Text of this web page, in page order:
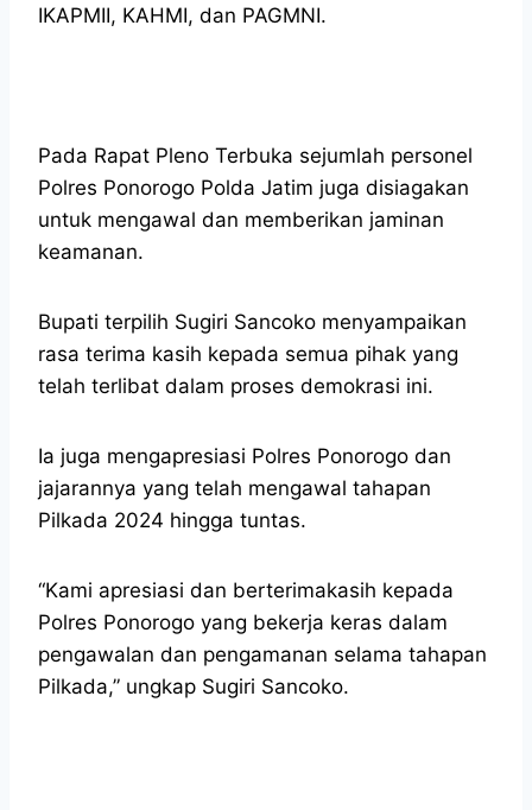
IKAPMII, KAHMI, dan PAGMNI.
Pada Rapat Pleno Terbuka sejumlah personel
Polres Ponorogo Polda Jatim juga disiagakan
untuk mengawal dan memberikan jaminan
keamanan.
Bupati terpilih Sugiri Sancoko menyampaikan
rasa terima kasih kepada semua pihak yang
telah terlibat dalam proses demokrasi ini.
Ia juga mengapresiasi Polres Ponorogo dan
jajarannya yang telah mengawal tahapan
Pilkada 2024 hingga tuntas.
“Kami apresiasi dan berterimakasih kepada
Polres Ponorogo yang bekerja keras dalam
pengawalan dan pengamanan selama tahapan
Pilkada,” ungkap Sugiri Sancoko.